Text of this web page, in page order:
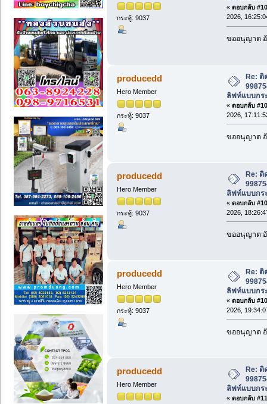
กระทู้: 9037
« ตอบกลับ
2026,
ขออนุญาต
producedd
Hero Member
กระทู้: 9037
Re: ติ
ลิฟท์แบบกร
« ตอบกลับ
2026,
ขออนุญาต
producedd
Hero Member
กระทู้: 9037
Re: ติ
ลิฟท์แบบกร
« ตอบกลับ
2026,
ขออนุญาต
producedd
Hero Member
กระทู้: 9037
Re: ติ
ลิฟท์แบบกร
« ตอบกลับ
2026,
ขออนุญาต
producedd
Hero Member
Re: ติ
ลิฟท์แบบกร
« ตอบกลับ